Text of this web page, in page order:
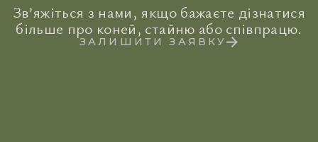
Зв’яжіться з нами, якщо бажаєте дізнатися
більше про коней, стайню або співпрацю.
ЗАЛИШИТИ ЗАЯВКУ